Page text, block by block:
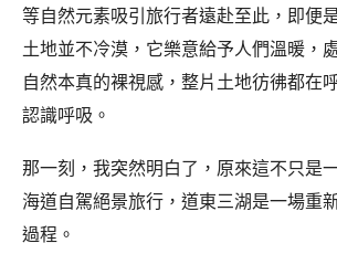
等自然元素吸引旅行者遠赴至此，即便
土地並不冷漠，它樂意給予人們溫暖，
自然本真的裸視感，整片土地彷彿都在
認識呼吸。
那一刻，我突然明白了，原來這不只是
海道自駕絕景旅行，道東三湖是一場重
過程。